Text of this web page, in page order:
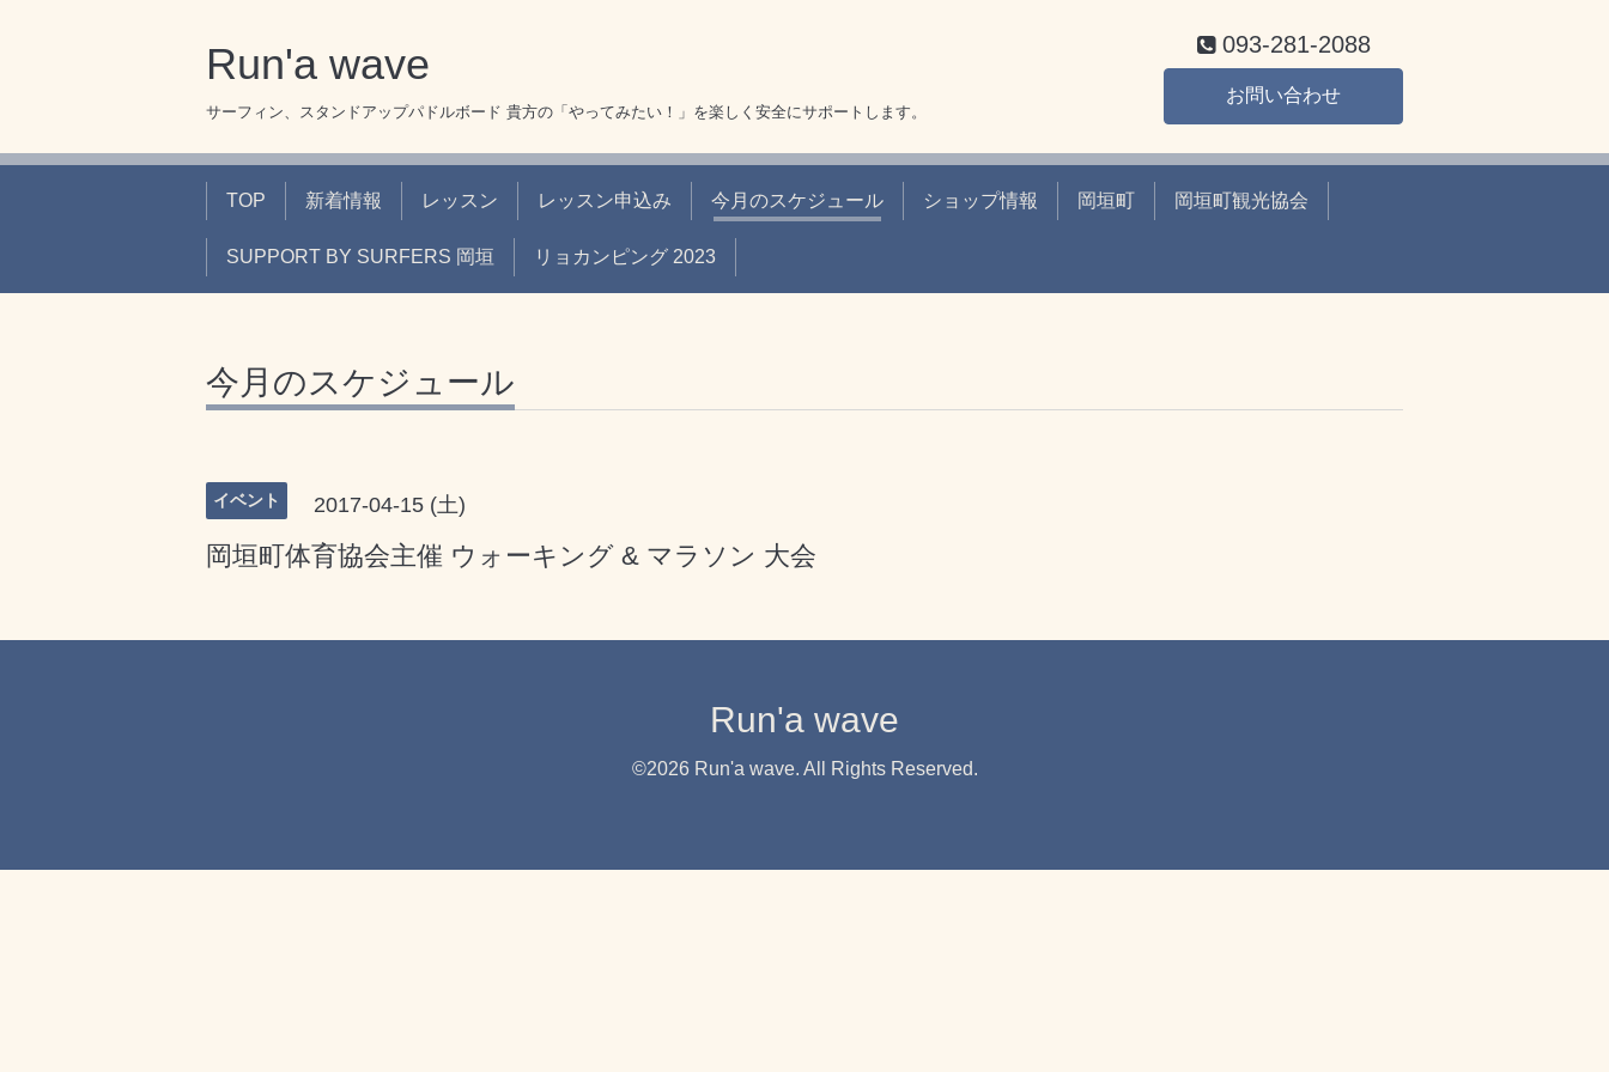
Run'a wave
サーフィン、スタンドアップパドルボード 貴方の「やってみたい！」を楽しく安全にサポートします。
093-281-2088
お問い合わせ
TOP 新着情報 レッスン レッスン申込み 今月のスケジュール ショップ情報 岡垣町 岡垣町観光協会
SUPPORT BY SURFERS 岡垣 リョカンピング 2023
今月のスケジュール
イベント 2017-04-15 (土)
岡垣町体育協会主催 ウォーキング & マラソン 大会
Run'a wave
©2026 Run'a wave. All Rights Reserved.